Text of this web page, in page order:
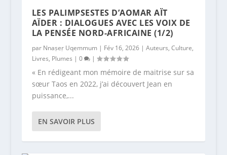
LES PALIMPSESTES D’AOMAR AÏT
AÏDER : DIALOGUES AVEC LES VOIX DE
LA PENSÉE NORD-AFRICAINE (1/2)
par Nnaṣeṛ Uqemmum| Fév 16, 2026| Auteurs, Culture,
Livres, Plumes | 0 |
« En rédigeant mon mémoire de maitrise sur sa
sœur Taos en 2022, j’ai découvert Jean en
puissance,...
EN SAVOIR PLUS